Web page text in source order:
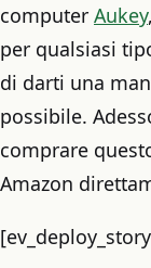
computer Aukey
per qualsiasi
di darti una
possibile.
comprare
Amazon